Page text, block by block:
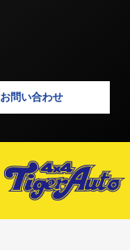
お問い合わせ